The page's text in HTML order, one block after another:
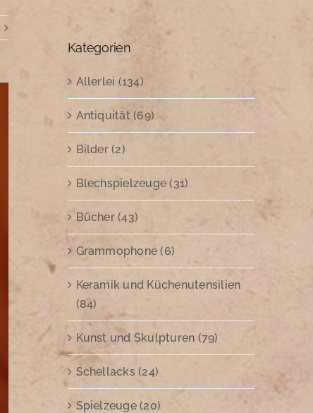
Kategorien
Allerlei (134)
Antiquität (69)
Bilder (2)
Blechspielzeuge (31)
Bücher (43)
Grammophone (6)
Keramik und Küchenutensilien
(84)
Kunst und Skulpturen (79)
Schellacks (24)
Spielzeuge (20)